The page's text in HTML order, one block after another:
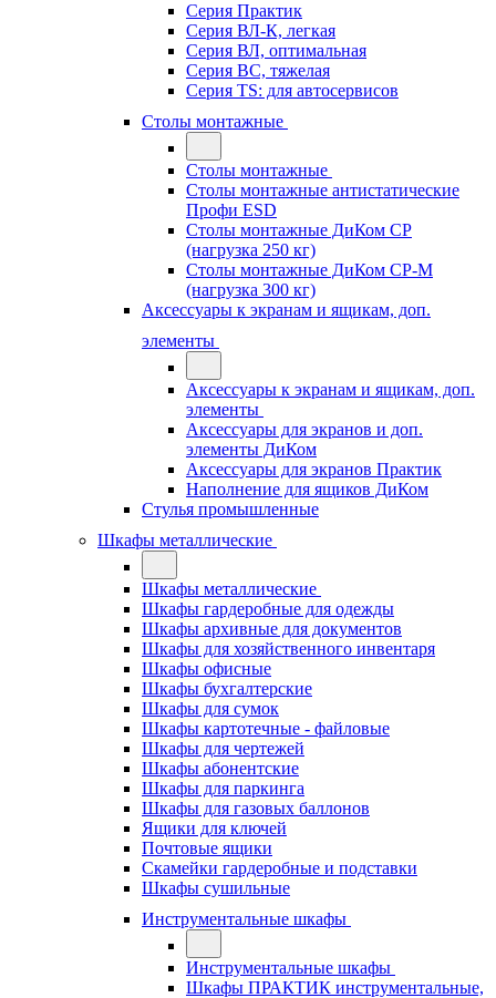
Серия Практик
Серия ВЛ-К, легкая
Серия ВЛ, оптимальная
Серия ВС, тяжелая
Серия TS: для автосервисов
Столы монтажные
Столы монтажные
Столы монтажные антистатические
Профи ESD
Столы монтажные ДиКом СР
(нагрузка 250 кг)
Столы монтажные ДиКом СР-М
(нагрузка 300 кг)
Аксессуары к экранам и ящикам, доп.
элементы
Аксессуары к экранам и ящикам, доп.
элементы
Аксессуары для экранов и доп.
элементы ДиКом
Аксессуары для экранов Практик
Наполнение для ящиков ДиКом
Стулья промышленные
Шкафы металлические
Шкафы металлические
Шкафы гардеробные для одежды
Шкафы архивные для документов
Шкафы для хозяйственного инвентаря
Шкафы офисные
Шкафы бухгалтерские
Шкафы для сумок
Шкафы картотечные - файловые
Шкафы для чертежей
Шкафы абонентские
Шкафы для паркинга
Шкафы для газовых баллонов
Ящики для ключей
Почтовые ящики
Скамейки гардеробные и подставки
Шкафы сушильные
Инструментальные шкафы
Инструментальные шкафы
Шкафы ПРАКТИК инструментальные,